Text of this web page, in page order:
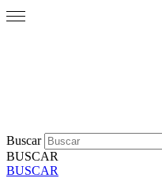
Buscar
BUSCAR
BUSCAR